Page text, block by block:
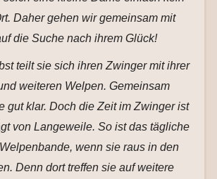
Daher gehen wir gemeinsam mit
die Suche nach ihrem Glück!
teilt sie sich ihren Zwinger mit ihrer
weiteren Welpen. Gemeinsam
gut klar. Doch die Zeit im Zwinger ist
von Langeweile. So ist das tägliche
wenn sie raus in den
Denn dort treffen sie auf weitere